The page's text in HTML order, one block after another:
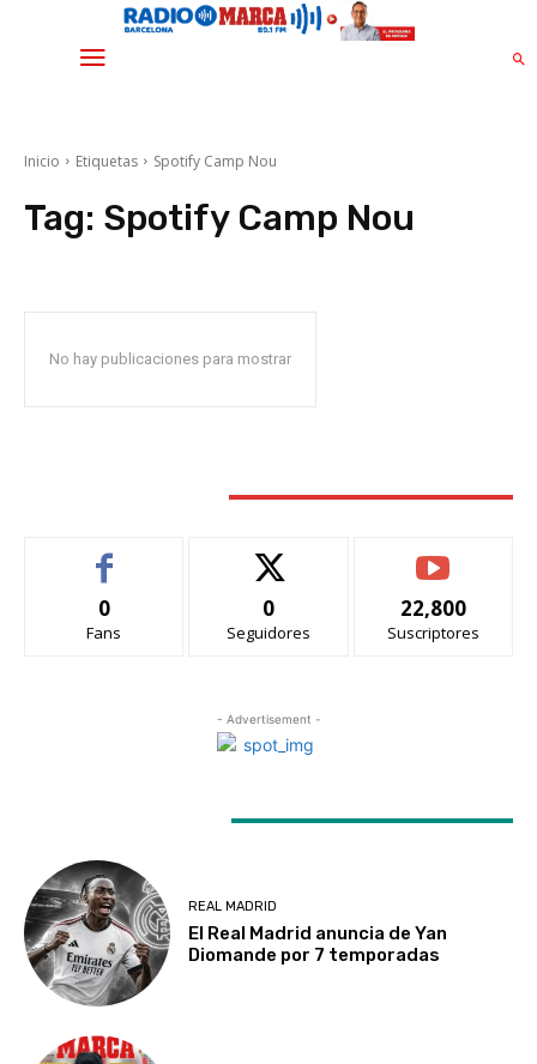
Inicio Etiquetas Spotify Camp Nou
Tag: Spotify Camp Nou
No hay publicaciones para mostrar
0
Fans
0
Seguidores
22,800
Suscriptores
- Advertisement -
REAL MADRID
El Real Madrid anuncia de Yan
Diomande por 7 temporadas